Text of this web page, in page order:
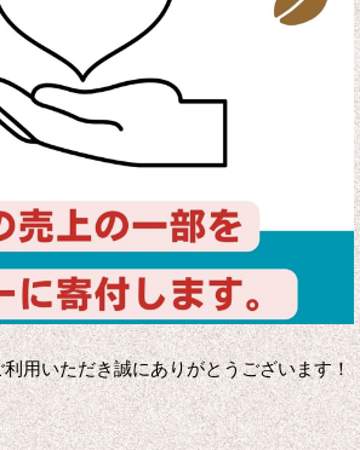
用いただき誠にありがとうございます！